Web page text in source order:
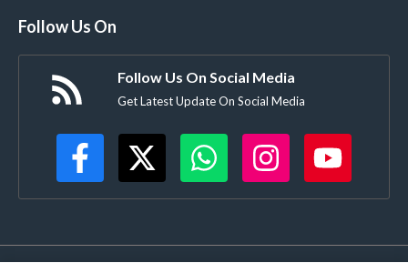
Follow Us On
Follow Us On Social Media
Get Latest Update On Social Media